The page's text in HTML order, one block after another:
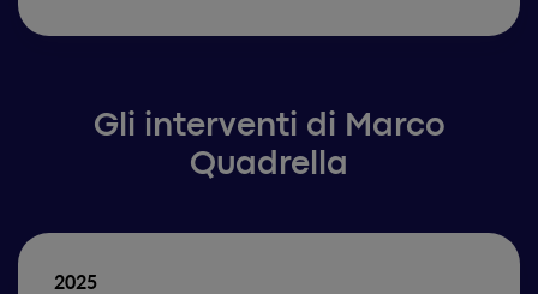
Gli interventi di Marco
Quadrella
2025